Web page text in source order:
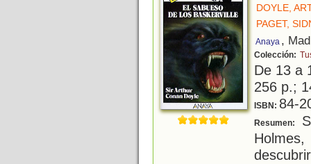
DOYLE,
PAGET,
Anaya ,
Colección:
De 13 a
256 p.;
ISBN: 84-
Resumen: